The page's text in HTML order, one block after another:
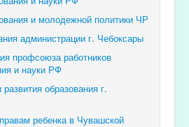
и молодежной политики ЧР
администрации г. Чебоксары
профсоюза работников
и науки РФ
образования г.
ребенка в Чувашской